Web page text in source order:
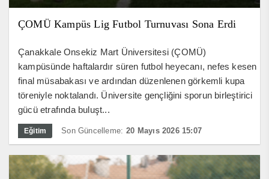
ÇOMÜ Kampüs Lig Futbol Turnuvası Sona Erdi
Çanakkale Onsekiz Mart Üniversitesi (ÇOMÜ)
kampüsünde haftalardır süren futbol heyecanı, nefes kesen
final müsabakası ve ardından düzenlenen görkemli kupa
töreniyle noktalandı. Üniversite gençliğini sporun birleştirici
gücü etrafında buluşt...
Eğitim Son Güncelleme: 20 Mayıs 2026 15:07